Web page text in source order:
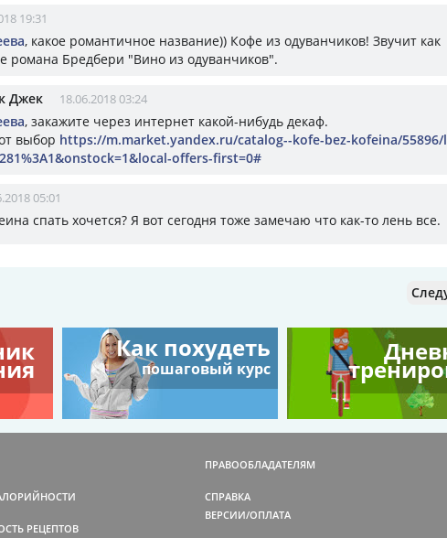
19:31
, какое романтичное название)) Кофе из одуванчиков! Звучит как
романа Бредбери "Вино из одуванчиков".
Джек 18.06.2018 03:24
, закажите через интернет какой-нибудь декаф.
выбор https://m.market.yandex.ru/catalog--kofe-bez-kofeina/55896/
offers-first=0#
05:01
спать хочется? Я вот сегодня тоже замечаю что как-то лень все.
Как похудеть
пошаговый курс
РЕЦЕПТОВ
ПРАВООБЛАДАТЕЛЯМ
СПРАВКА
ВЕРСИИ/ОПЛАТА